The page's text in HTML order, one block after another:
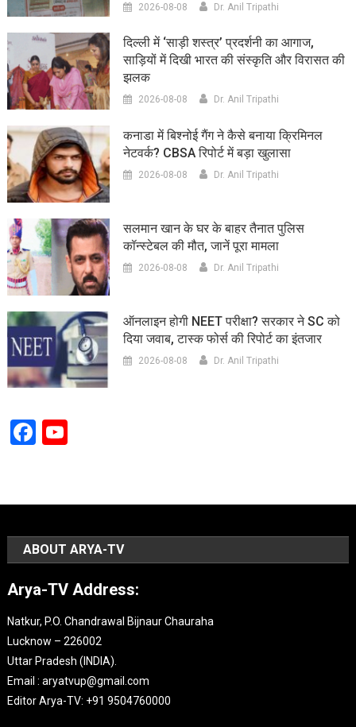
2026-08-08 Dr. Anil Tripathi
दिल्ली में ‘साड़ी शस्त्र’ प्रदर्शनी का आगाज,
साड़ियों में दिखी भारत की संस्कृति और विरासत की
झलक
2026-08-08 Dr. Anil Tripathi
कनाडा में बिश्नोई गैंग ने कैसे बनाया क्रिमिनल
नेटवर्क? CBSA रिपोर्ट में बड़ा खुलासा
2026-08-08 Dr. Anil Tripathi
सलमान खान के घर के बाहर तैनात पुलिस
कॉन्स्टेबल की मौत, जानें पूरा मामला
2026-08-08 Dr. Anil Tripathi
ऑनलाइन होगी NEET परीक्षा? सरकार ने SC को
दिया जवाब, टास्क फोर्स की रिपोर्ट का इंतजार
2026-08-08 Dr. Anil Tripathi
Facebook
ABOUT ARYA-TV
Arya-TV Address:
Natkur, P.O. Chandrawal Bijnaur Chauraha
Lucknow – 226002
Uttar Pradesh (INDIA).
Email : aryatvup@gmail.com
Editor Arya-TV: +91 9504760000